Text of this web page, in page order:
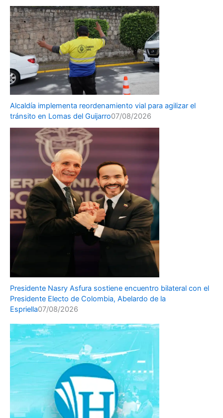
Alcaldía implementa reordenamiento vial para agilizar el
tránsito en Lomas del Guijarro07/08/2026
Presidente Nasry Asfura sostiene encuentro bilateral con el
Presidente Electo de Colombia, Abelardo de la
Espriella07/08/2026